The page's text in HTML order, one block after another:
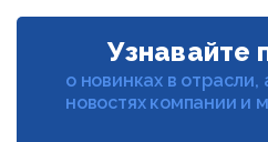
Узнавайте
о новинках в отрасли,
новостях компании и